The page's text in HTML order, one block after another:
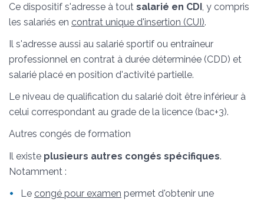
Ce dispositif s'adresse à tout salarié en CDI, y compris
les salariés en contrat unique d'insertion (CUI).
Il s'adresse aussi au salarié sportif ou entraîneur
professionnel en contrat à durée déterminée (CDD) et
salarié placé en position d'activité partielle.
Le niveau de qualification du salarié doit être inférieur à
celui correspondant au grade de la licence (bac+3).
Autres congés de formation
Il existe plusieurs autres congés spécifiques.
Notamment :
Le congé pour examen permet d'obtenir une